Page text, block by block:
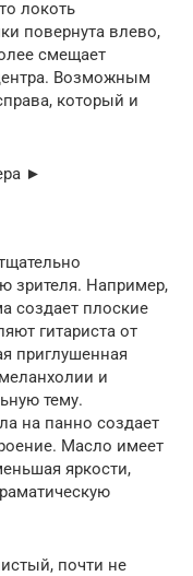
локоть
повернута влево,
смещает
Возможным
который и
►
зрителя. Например,
создает плоские
гитариста от
приглушенная
и
тему.
на панно создает
Масло имеет
яркости,
почти не